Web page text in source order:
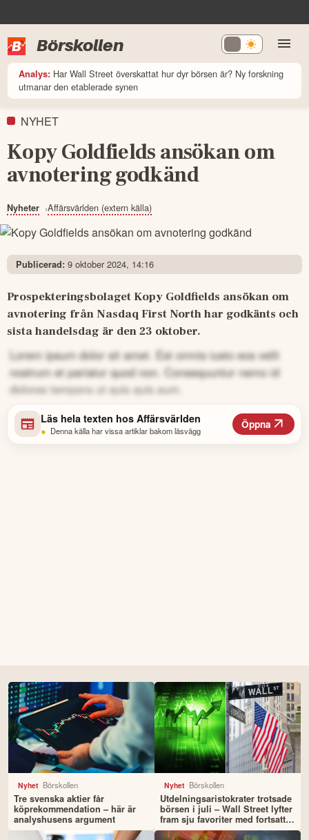
Börskollen
Analys: Har Wall Street överskattat hur dyr börsen är? Ny forskning
utmanar den etablerade synen
NYHET
Kopy Goldfields ansökan om
avnotering godkänd
Nyheter Affärsvärlden (extern källa)
Publicerad: 9 oktober 2024, 14:16
Prospekteringsbolaget Kopy Goldfields ansökan om
avnotering från Nasdaq First North har godkänts och
sista handelsdag är den 23 oktober.
Lorem ipsum dolor sit amet. Est omnis iusto eos velit
nostrum et pariatur quod non. Consequuntur nemo id
dolores tempora ut quis quis eum.
Läs hela texten hos Affärsvärlden
• Denna källa har vissa artiklar bakom läsvägg
Öppna
Nyhet Börskollen Nyhet Börskollen